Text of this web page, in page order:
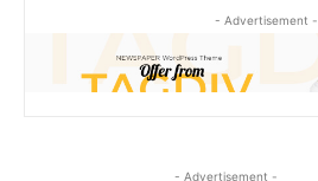
- Advertisement -
- Advertisement -